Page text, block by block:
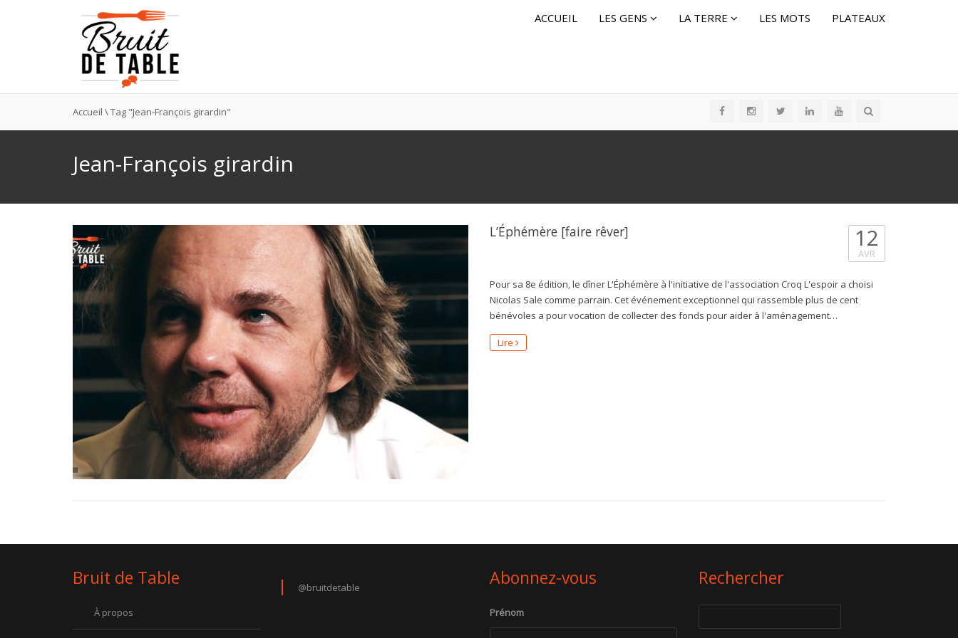
ACCUEIL LES GENS LA TERRE LES MOTS PLATEAUX
Accueil \Tag "Jean-François girardin"
Jean-François girardin
L’Éphémère [faire rêver] 12
AVR
Pour sa 8e édition, le dîner L'Éphémère à l'initiative de l'association Croq L'espoir a choisi
Nicolas Sale comme parrain. Cet événement exceptionnel qui rassemble plus de cent
bénévoles a pour vocation de collecter des fonds pour aider à l'aménagement…
Lire
Bruit de Table
À propos
@bruitdetable Abonnez-vous
Prénom
Rechercher